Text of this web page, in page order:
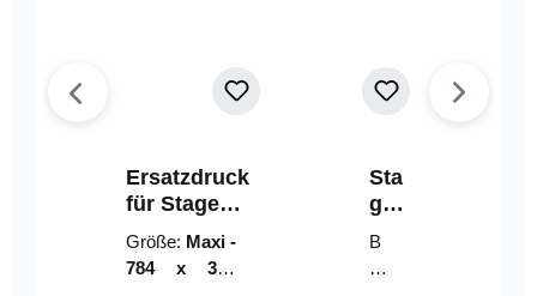
Ersatzdruck
für Stage
Riser
Größe: Maxi -
784 x 314
Sta
geri
ser-
LE
D-
B
un